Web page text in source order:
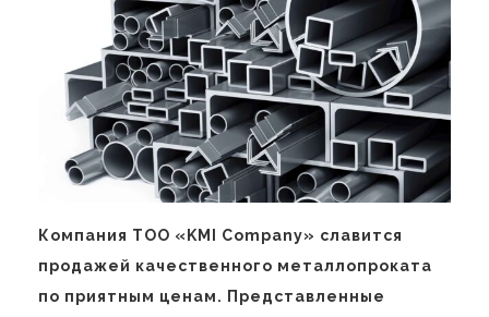
Компания ТОО «KMI Company» славится
продажей качественного металлопроката
по приятным ценам. Представленные